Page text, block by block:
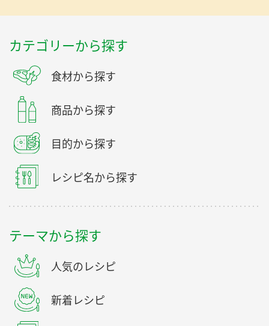
カテゴリーから探す
食材から探す
商品から探す
目的から探す
レシピ名から探す
テーマから探す
人気のレシピ
新着レシピ